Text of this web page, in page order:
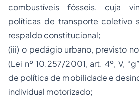
combustíveis fósseis, cuja
políticas de transporte coletivo
respaldo constitucional;
(iii) o pedágio urbano, previsto
(Lei nº 10.257/2001, art. 4º, V,
de política de mobilidade e
individual motorizado;